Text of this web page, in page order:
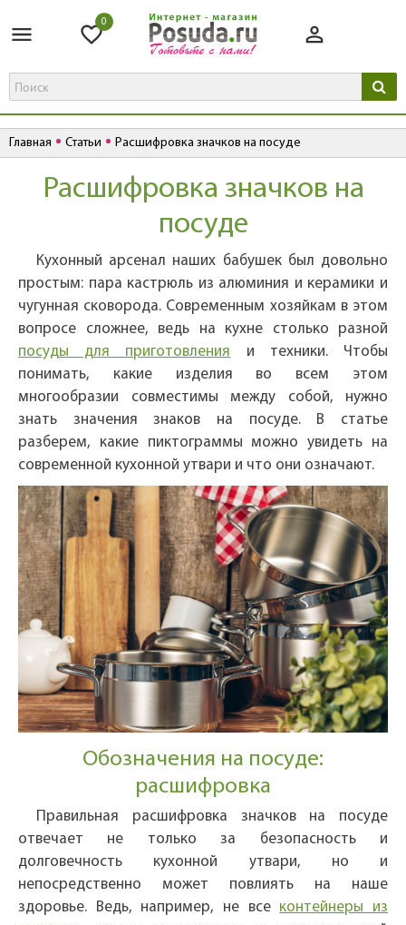
0
Главная Статьи Расшифровка значков на посуде
Расшифровка значков на
посуде
Кухонный арсенал наших бабушек был довольно
простым: пара кастрюль из алюминия и керамики и
чугунная сковорода. Современным хозяйкам в этом
вопросе сложнее, ведь на кухне столько разной
посуды для приготовления и техники. Чтобы
понимать, какие изделия во всем этом
многообразии совместимы между собой, нужно
знать значения знаков на посуде. В статье
разберем, какие пиктограммы можно увидеть на
современной кухонной утвари и что они означают.
Обозначения на посуде:
расшифровка
Правильная расшифровка значков на посуде
отвечает не только за безопасность и
долговечность кухонной утвари, но и
непосредственно может повлиять на наше
здоровье. Ведь, например, не все контейнеры из